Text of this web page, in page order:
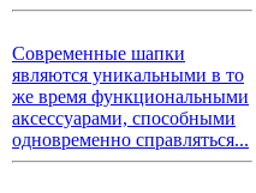
Современные шапки
являются уникальными в то
же время функциональными
аксессуарами, способными
одновременно справляться...